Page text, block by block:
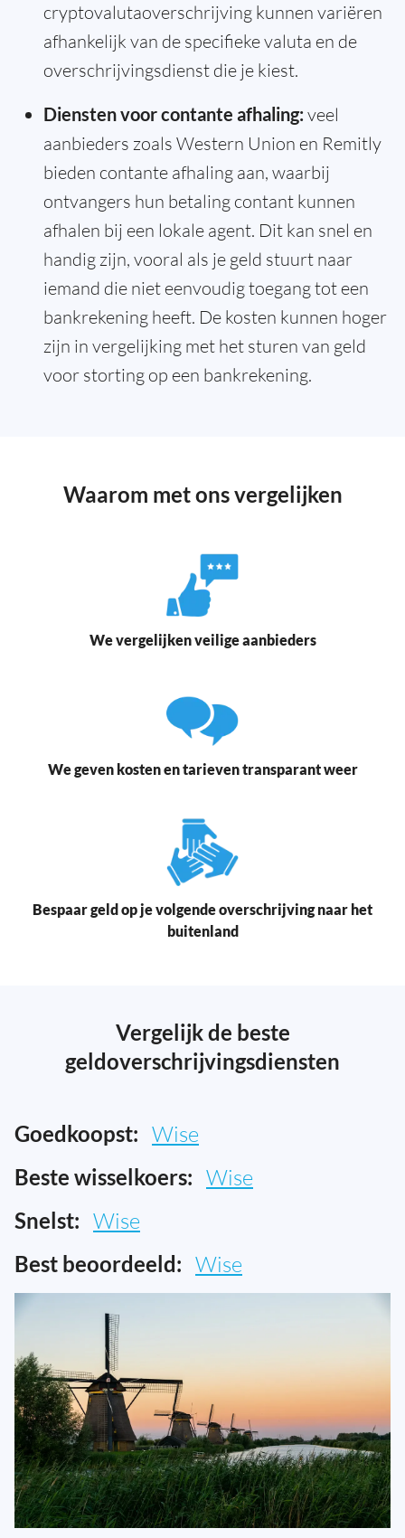
cryptovalutaoverschrijving kunnen variëren
afhankelijk van de specifieke valuta en de
overschrijvingsdienst die je kiest.
Diensten voor contante afhaling: veel
aanbieders zoals Western Union en Remitly
bieden contante afhaling aan, waarbij
ontvangers hun betaling contant kunnen
afhalen bij een lokale agent. Dit kan snel en
handig zijn, vooral als je geld stuurt naar
iemand die niet eenvoudig toegang tot een
bankrekening heeft. De kosten kunnen hoger
zijn in vergelijking met het sturen van geld
voor storting op een bankrekening.
Waarom met ons vergelijken
We vergelijken veilige aanbieders
We geven kosten en tarieven transparant weer
Bespaar geld op je volgende overschrijving naar het
buitenland
Vergelijk de beste
geldoverschrijvingsdiensten
Goedkoopst: Wise
Beste wisselkoers: Wise
Snelst: Wise
Best beoordeeld: Wise